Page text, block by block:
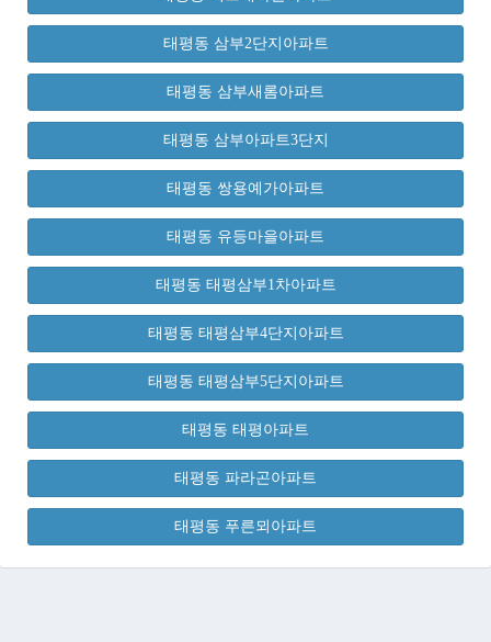
태평동 삼부2단지아파트
태평동 삼부새롬아파트
태평동 삼부아파트3단지
태평동 쌍용예가아파트
태평동 유등마을아파트
태평동 태평삼부1차아파트
태평동 태평삼부4단지아파트
태평동 태평삼부5단지아파트
태평동 태평아파트
태평동 파라곤아파트
태평동 푸른뫼아파트